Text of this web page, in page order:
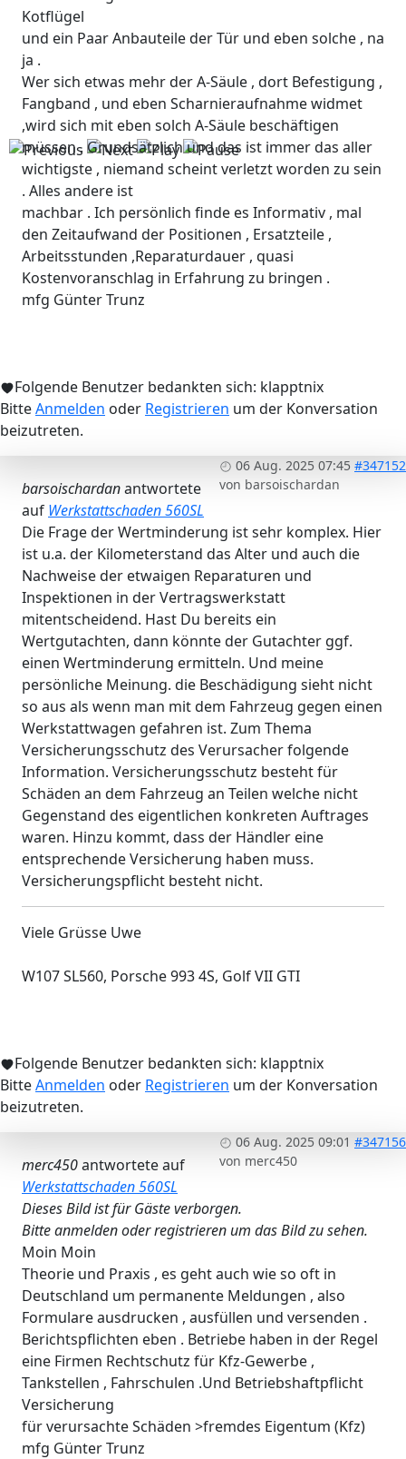
Kotflügel
und ein Paar Anbauteile der Tür und eben solche , na
ja .
Wer sich etwas mehr der A-Säule , dort Befestigung ,
Fangband , und eben Scharnieraufnahme widmet
,wird sich mit eben solch A-Säule beschäftigen
müssen . Grundsätzlich und das ist immer das aller
wichtigste , niemand scheint verletzt worden zu sein
. Alles andere ist
machbar . Ich persönlich finde es Informativ , mal
den Zeitaufwand der Positionen , Ersatzteile ,
Arbeitsstunden ,Reparaturdauer , quasi
Kostenvoranschlag in Erfahrung zu bringen .
mfg Günter Trunz
Folgende Benutzer bedankten sich: klapptnix
BitteAnmelden oder Registrieren um der Konversation
beizutreten.
06 Aug. 2025 07:45 #347152
von barsoischardan
barsoischardanantwortete
auf Werkstattschaden 560SL
Die Frage der Wertminderung ist sehr komplex. Hier
ist u.a. der Kilometerstand das Alter und auch die
Nachweise der etwaigen Reparaturen und
Inspektionen in der Vertragswerkstatt
mitentscheidend. Hast Du bereits ein
Wertgutachten, dann könnte der Gutachter ggf.
einen Wertminderung ermitteln. Und meine
persönliche Meinung. die Beschädigung sieht nicht
so aus als wenn man mit dem Fahrzeug gegen einen
Werkstattwagen gefahren ist. Zum Thema
Versicherungsschutz des Verursacher folgende
Information. Versicherungsschutz besteht für
Schäden an dem Fahrzeug an Teilen welche nicht
Gegenstand des eigentlichen konkreten Auftrages
waren. Hinzu kommt, dass der Händler eine
entsprechende Versicherung haben muss.
Versicherungspflicht besteht nicht.
Viele Grüsse Uwe
W107 SL560, Porsche 993 4S, Golf VII GTI
Folgende Benutzer bedankten sich: klapptnix
BitteAnmelden oder Registrieren um der Konversation
beizutreten.
06 Aug. 2025 09:01 #347156
von merc450
merc450antwortete auf
Werkstattschaden 560SL
Dieses Bild ist für Gäste verborgen.
Bitte anmelden oder registrieren um das Bild zu sehen.
Moin Moin
Theorie und Praxis , es geht auch wie so oft in
Deutschland um permanente Meldungen , also
Formulare ausdrucken , ausfüllen und versenden .
Berichtspflichten eben . Betriebe haben in der Regel
eine Firmen Rechtschutz für Kfz-Gewerbe ,
Tankstellen , Fahrschulen .Und Betriebshaftpflicht
Versicherung
für verursachte Schäden >fremdes Eigentum (Kfz)
mfg Günter Trunz